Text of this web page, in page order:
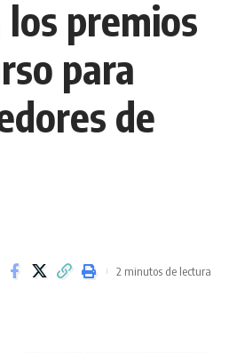
premios
para
de
2 minutos de lectura